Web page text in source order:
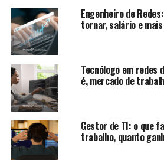
Engenheiro de
tornar, salário e mais
Tecnólogo em redes
é, mercado de
Gestor de TI: o que
trabalho, quanto